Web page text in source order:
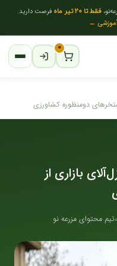
فقط تا 20 تیر ماه
فرصت دارید.
←
۰
دومنظوره کشاورزی
بازاری از
تیم محتوای مزرعه نو